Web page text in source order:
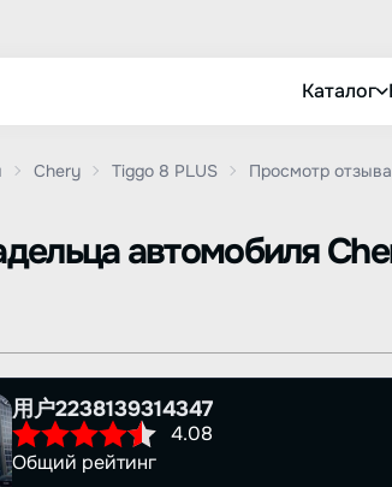
Каталог
Chery Tiggo 8 PLUS Просмотр отзыва
автомобиля
用户2238139314347
4.08
Общий рейтинг